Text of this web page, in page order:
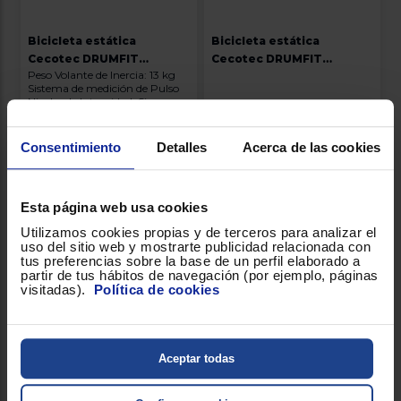
Consentimiento Detalles Acerca de las cookies
Esta página web usa cookies
Utilizamos cookies propias y de terceros para analizar el
uso del sitio web y mostrarte publicidad relacionada con
tus preferencias sobre la base de un perfil elaborado a
partir de tus hábitos de navegación (por ejemplo, páginas
visitadas). Política de cookies
Aceptar todas
Bicicleta estática
Cecotec DRUMFIT
INDOOR 13000 DELFOS
Peso Volante de Inercia: 13 kg
Sistema de medición de Pulso
Niveles de Intensidad: Si
179 €
Bicicleta estática
Cecotec DRUMFIT
299 €
Envío gratis
Máquina de Remo
Stepper Cecotec